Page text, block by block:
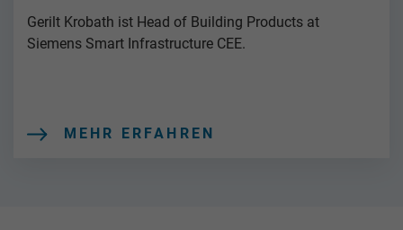
Gerilt Krobath ist Head of Building Products at
Siemens Smart Infrastructure CEE.
MEHR ERFAHREN